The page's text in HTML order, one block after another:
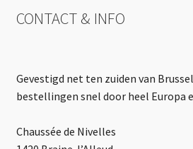
CONTACT & INFO
Gevestigd net ten zuiden van
bestellingen snel door heel Europa
Chaussée de Nivelles